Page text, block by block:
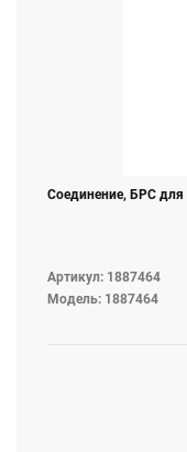
Соединение, БРС для
Артикул: 1887464
Модель: 1887464